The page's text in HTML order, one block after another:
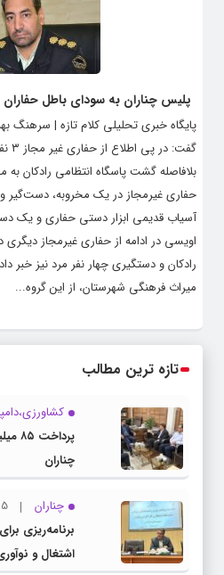
پلیس چناران به سودای باطل حفاران
پایگاه خبری تحلیلی کلام تازه | سرهنگ
بلافاصله گشت پاسگاه انتظامی رادکان
حفاری غیرمجاز در یک مخروبه،
آسیاب قدیمی ابزار دستی حفاری و یک
اویسی در ادامه از حفاری غیرمجاز دیگری
رادکان و دستگیری چهار نفر مرد نیز خبر
میراث فرهنگی شهرستان، از این گروه...
تازه ترین مطالب
چناران
چناران
15
برنامه‌ریزی
اشتغال و